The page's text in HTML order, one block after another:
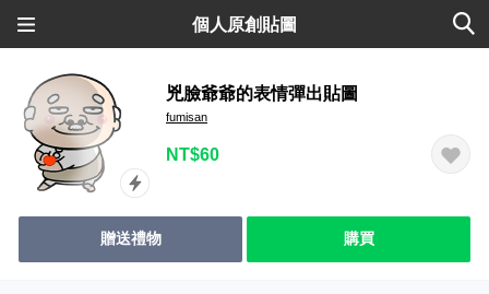
個人原創貼圖
兇臉爺爺的表情彈出貼圖
fumisan
NT$60
贈送禮物 購買